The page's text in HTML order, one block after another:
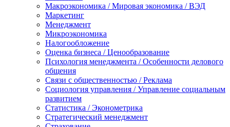
Макроэкономика / Мировая экономика / ВЭД
Маркетинг
Менеджмент
Микроэкономика
Налогообложение
Оценка бизнеса / Ценообразование
Психология менеджмента / Особенности делового
общения
Связи с общественностью / Реклама
Социология управления / Управление социальным
развитием
Статистика / Эконометрика
Стратегический менеджмент